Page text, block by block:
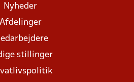
Nyheder
Afdelinger
stillinger